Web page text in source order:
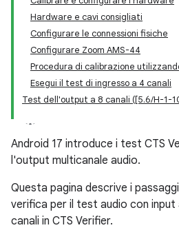
Hardware e cavi consigliati
Configurare le connessioni fisiche
Configurare Zoom AMS-44
Procedura di calibrazione
Esegui il test di ingresso a 4 canali
Test dell'output a 8 canali ([5.6/H-1-
Android 17 introduce i test CTS
l'output multicanale audio.
Questa pagina descrive i
verifica per il test audio con
canali in CTS Verifier.